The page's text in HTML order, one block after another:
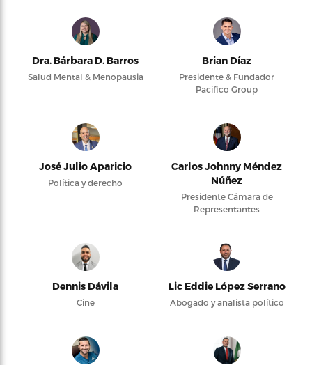
Dra. Bárbara D. Barros
Salud Mental & Menopausia
Brian Díaz
Presidente & Fundador
Pacifico Group
José Julio Aparicio
Política y derecho
Carlos Johnny Méndez
Núñez
Presidente Cámara de
Representantes
Dennis Dávila
Cine
Lic Eddie López Serrano
Abogado y analista político